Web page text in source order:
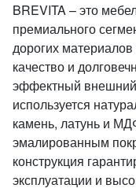
BREVITA – это
премиального
дорогих
качество и
эффектный внешний
используется
камень, латунь и
эмалированным
конструкция
эксплуатации и